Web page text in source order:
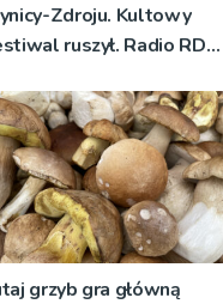
Zdroju. Kultowy
ruszył. Radio RDN
[ZDJĘCIA]
grzyb gra główną